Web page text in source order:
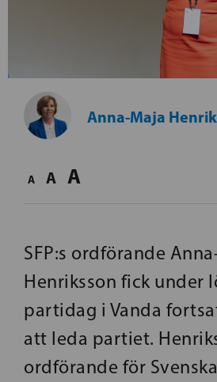
Anna-Maja
A A A
SFP:s ordförande
Henriksson fick under
partidag i Vanda
att leda partiet.
ordförande för